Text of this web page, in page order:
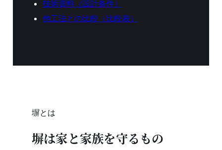
技術資料（設計条件）
他工法との比較（比較表）
塀とは
塀は家と家族を守るもの